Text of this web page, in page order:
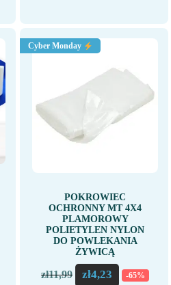
Cyber Monday
POKROWIEC
OCHRONNY MT 4X4
PLAMOROWY
POLIETYLEN NYLON
DO POWLEKANIA
ŻYWICĄ
zł11,99 zł4,23 -65%